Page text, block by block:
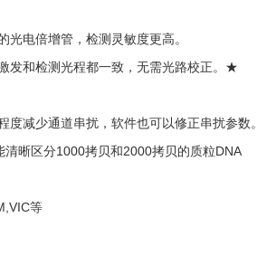
电倍增管，检测灵敏度更高。
发和检测光程都一致，无需光路校正。★
减少通道串扰，软件也可以修正串扰参数。
晰区分1000拷贝和2000拷贝的质粒DNA
等